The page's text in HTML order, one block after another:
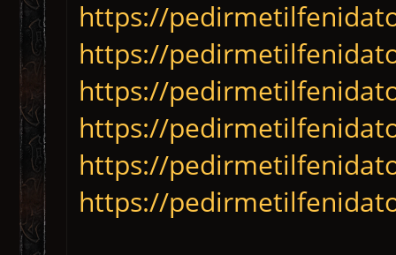
https://
https://
https://
https://
https://
https://